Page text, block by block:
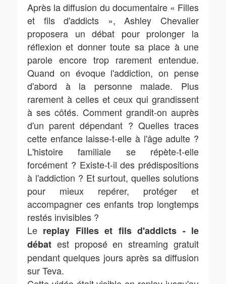
Après la diffusion du documentaire « Filles
et fils d'addicts », Ashley Chevalier
proposera un débat pour prolonger la
réflexion et donner toute sa place à une
parole encore trop rarement entendue.
Quand on évoque l'addiction, on pense
d'abord à la personne malade. Plus
rarement à celles et ceux qui grandissent
à ses côtés. Comment grandit-on auprès
d'un parent dépendant ? Quelles traces
cette enfance laisse-t-elle à l'âge adulte ?
L'histoire familiale se répète-t-elle
forcément ? Existe-t-il des prédispositions
à l'addiction ? Et surtout, quelles solutions
pour mieux repérer, protéger et
accompagner ces enfants trop longtemps
restés invisibles ?
Le replay Filles et fils d'addicts - le
débat est proposé en streaming gratuit
pendant quelques jours après sa diffusion
sur Teva.